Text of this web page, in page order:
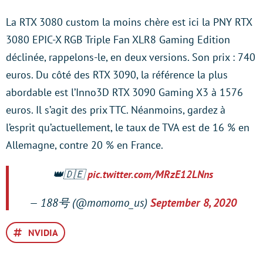
La RTX 3080 custom la moins chère est ici la PNY RTX
3080 EPIC-X RGB Triple Fan XLR8 Gaming Edition
déclinée, rappelons-le, en deux versions. Son prix : 740
euros. Du côté des RTX 3090, la référence la plus
abordable est l’Inno3D RTX 3090 Gaming X3 à 1576
euros. Il s’agit des prix TTC. Néanmoins, gardez à
l’esprit qu’actuellement, le taux de TVA est de 16 % en
Allemagne, contre 20 % en France.
👑🇩🇪pic.twitter.com/MRzE12LNns
— 188号 (@momomo_us) September 8, 2020
NVIDIA